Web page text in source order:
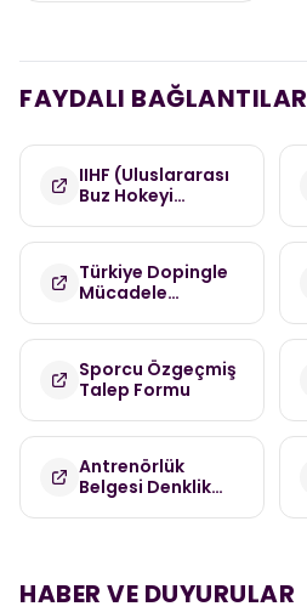
FAYDALI BAĞLANTILAR
IIHF (Uluslararası
Buz Hokeyi
Türkiye Dopingle
Mücadele
(TDMK)
Sporcu Özgeçmiş
Talep Formu
Antrenörlük
Belgesi Denklik
HABER VE DUYURULAR